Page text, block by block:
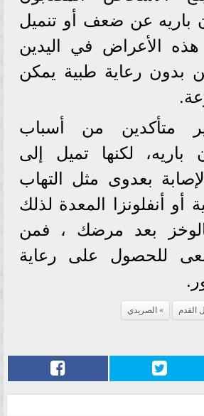
باريه عن ضعف أو تنميل
هذه الأعراض في اليدين
بدون رعاية طبية يمكن
متأكدين من أسباب
باريه، لكنها تميل إلى
بعدوى مثل التهاب
أو أنفلونزا المعدة لذلك
بعد مرضك ، فمن
للحصول على رعاية
القدم الصريدي